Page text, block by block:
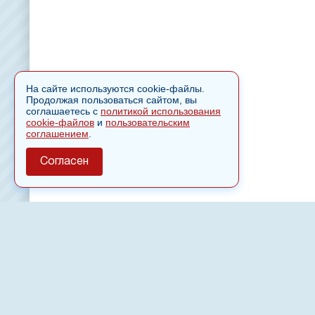
На сайте используются cookie-файлы.
Продолжая пользоваться сайтом, вы
соглашаетесь с политикой использования
cookie-файлов и пользовательским
соглашением
Согласен